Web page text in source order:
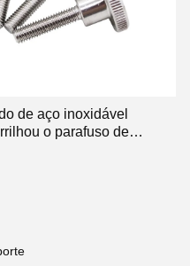
de aço inoxidável
o parafuso de